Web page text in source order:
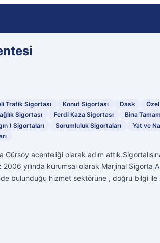
Trafik Sigortası Konut Sigortası Dask
Sigortası Ferdi Kaza Sigortası Bina
) Sigortaları Sorumluluk Sigortaları Yat ve
Gürsoy acenteliği olarak adım
yılında kurumsal olarak Marjinal Sigorta
bulunduğu hizmet sektörüne , doğru bilgi